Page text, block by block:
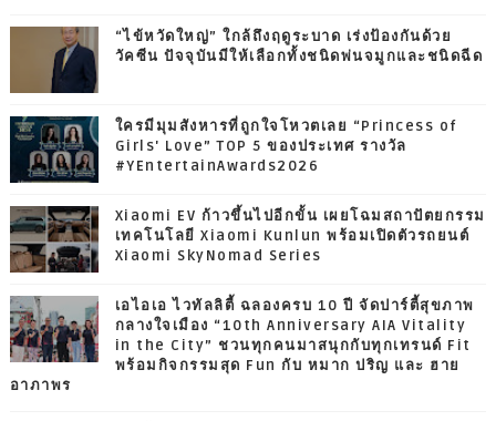
“ไข้หวัดใหญ่” ใกล้ถึงฤดูระบาด เร่งป้องกันด้วย
วัคซีน ปัจจุบันมีให้เลือกทั้งชนิดพ่นจมูกและชนิดฉีด
ใครมีมุมสังหารที่ถูกใจโหวตเลย “Princess of
Girls' Love” TOP 5 ของประเทศ รางวัล
#YEntertainAwards2026
Xiaomi EV ก้าวขึ้นไปอีกขั้น เผยโฉมสถาปัตยกรรม
เทคโนโลยี Xiaomi Kunlun พร้อมเปิดตัวรถยนต์
Xiaomi SkyNomad Series
เอไอเอ ไวทัลลิตี้ ฉลองครบ 10 ปี จัดปาร์ตี้สุขภาพ
กลางใจเมือง “10th Anniversary AIA Vitality
in the City” ชวนทุกคนมาสนุกกับทุกเทรนด์ Fit
พร้อมกิจกรรมสุด Fun กับ หมาก ปริญ และ ฮาย
อาภาพร